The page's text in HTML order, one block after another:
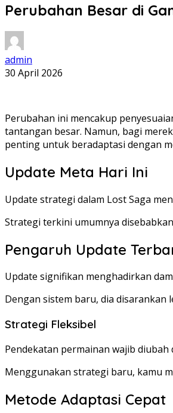
Perubahan Besar di
admin
30 April 2026
Perubahan ini mencakup
tantangan besar. Namun, bagi
penting untuk beradaptasi dengan
Update Meta Hari Ini
Update strategi dalam Lost Saga
Strategi terkini umumnya
Pengaruh Update
Update signifikan menghadirkan
Dengan sistem baru, dia
Strategi Fleksibel
Pendekatan permainan wajib
Menggunakan strategi baru, kamu
Metode Adaptasi Cepat